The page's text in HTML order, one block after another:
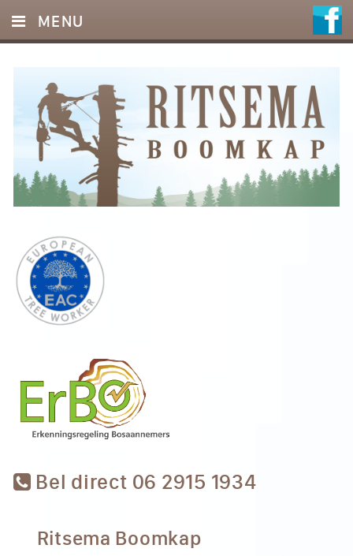
Bel direct 06 2915 1934
MENU
DIENSTEN
FOTO’S
REFERENTIES
OFFERTE
CONTACT
Ritsema Boomkap